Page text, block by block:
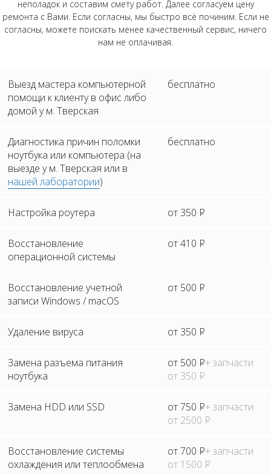
неполадок и составим смету работ. Далее согласуем цену
ремонта с Вами. Если согласны, мы быстро всё починим. Если не
согласны, можете поискать менее качественный сервис, ничего
нам не оплачивая.
Выезд мастера компьютерной
помощи к клиенту в офис либо
домой у м. Тверская
бесплатно
Диагностика причин поломки
ноутбука или компьютера (на
выезде у м. Тверская или в
нашей лаборатории)
бесплатно
Настройка роутера от 350 Р
Восстановление
операционной системы
от 410 Р
Восстановление учетной
записи Windows / macOS
от 500 Р
Удаление вируса от 350 Р
Замена разъема питания
ноутбука
от 500 Р+ запчасти
от 350 Р
Замена HDD или SSD от 750 Р+ запчасти
от 2500 Р
Восстановление системы
охлаждения или теплообмена
от 700 Р+ запчасти
от 1500 Р